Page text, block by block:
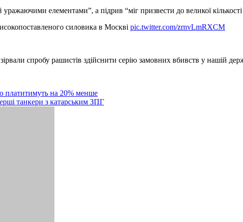
елементами”, а підрив “міг призвести до великої
силовика в Москві pic.twitter.com/zrnvLmRXCM
спробу рашистів здійснити серію замовних вбивств у нашій
платитимуть на 20% менше
танкери з катарським ЗПГ